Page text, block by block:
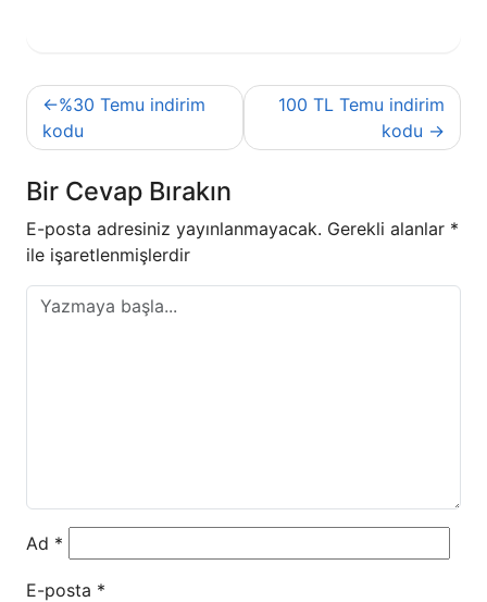
Yazı
gezinmesi
%30 Temu indirim
kodu
100 TL Temu indirim
kodu
Bir Cevap Bırakın
E-posta adresiniz yayınlanmayacak. Gerekli alanlar *
ile işaretlenmişlerdir
Ad *
E-posta *